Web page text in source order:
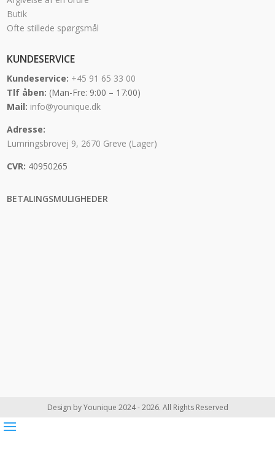
Butik
Ofte stillede spørgsmål
KUNDESERVICE
Kundeservice: +45 91 65 33 00
Tlf åben: (Man-Fre: 9:00 – 17:00)
Mail: info@younique.dk
Adresse:
Lumringsbrovej 9, 2670 Greve (Lager)
CVR: 40950265
BETALINGSMULIGHEDER
Design by Younique 2024 - 2026. All Rights Reserved